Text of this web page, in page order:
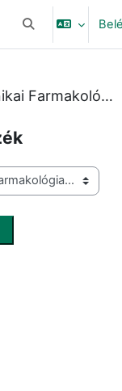
Keresési
Klinikai Farmakológiai Tanszék
keresése